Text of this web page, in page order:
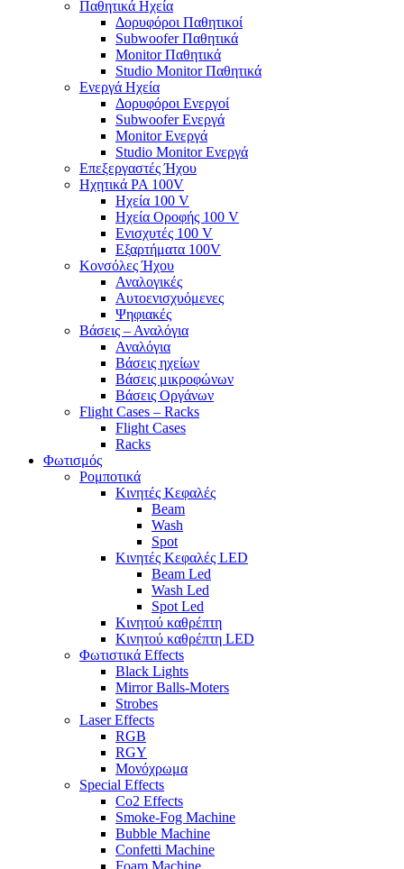
Παθητικά Ηχεία
Δορυφόροι Παθητικοί
Subwoofer Παθητικά
Monitor Παθητικά
Studio Monitor Παθητικά
Ενεργά Ηχεία
Δορυφόροι Ενεργοί
Subwoofer Ενεργά
Monitor Ενεργά
Studio Monitor Ενεργά
Επεξεργαστές Ήχου
Ηχητικά PA 100V
Ηχεία 100 V
Ηχεία Οροφής 100 V
Ενισχυτές 100 V
Εξαρτήματα 100V
Κονσόλες Ήχου
Αναλογικές
Αυτοενισχυόμενες
Ψηφιακές
Βάσεις – Αναλόγια
Αναλόγια
Βάσεις ηχείων
Βάσεις μικροφώνων
Βάσεις Οργάνων
Flight Cases – Racks
Flight Cases
Racks
Φωτισμός
Ρομποτικά
Κινητές Κεφαλές
Beam
Wash
Spot
Κινητές Κεφαλές LED
Beam Led
Wash Led
Spot Led
Κινητού καθρέπτη
Κινητού καθρέπτη LED
Φωτιστικά Effects
Black Lights
Mirror Balls-Moters
Strobes
Laser Effects
RGB
RGY
Μονόχρωμα
Special Effects
Co2 Effects
Smoke-Fog Machine
Bubble Machine
Confetti Machine
Foam Machine